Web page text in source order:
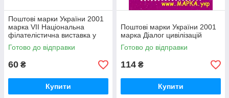
Поштові марки України 2001
марка VІІ Національна
філателістична виставка у
Дніпропетровську
Готово до відправки
60 ₴
Купити
Поштові марки України 2001
марка Діалог цивілізацій
Готово до відправки
114 ₴
Купити